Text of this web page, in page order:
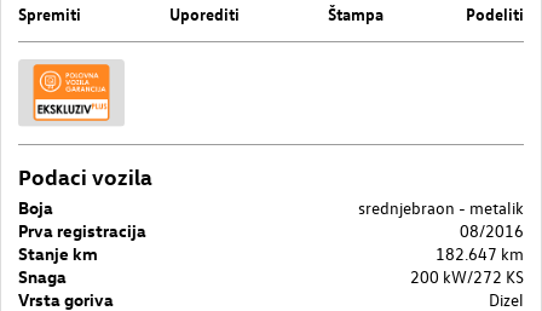
Spremiti Uporediti Štampa Podeliti
Podaci vozila
Boja
srednjebraon - metalik
Prva registracija
08/2016
Stanje km
182.647 km
Snaga
200 kW/272 KS
Vrsta goriva
Dizel